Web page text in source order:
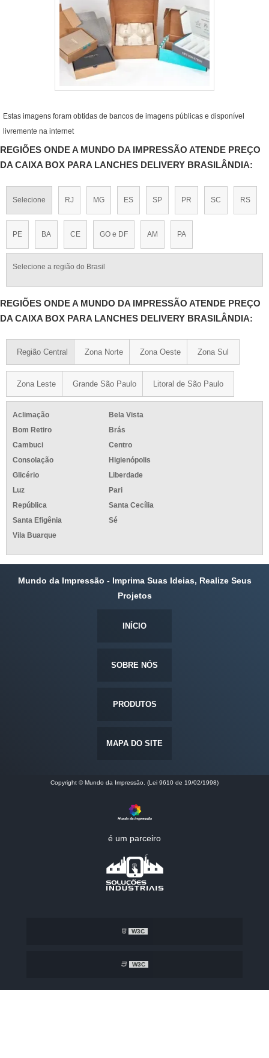
Estas imagens foram obtidas de bancos de imagens públicas e disponível
livremente na internet
REGIÕES ONDE A MUNDO DA IMPRESSÃO ATENDE PREÇO
DA CAIXA BOX PARA LANCHES DELIVERY BRASILÂNDIA:
Selecione RJ MG ES SP PR SC RS
PE BA CE GO e DF AM PA
Selecione a região do Brasil
REGIÕES ONDE A MUNDO DA IMPRESSÃO ATENDE PREÇO
DA CAIXA BOX PARA LANCHES DELIVERY BRASILÂNDIA:
Região Central Zona Norte Zona Oeste Zona Sul
Zona Leste Grande São Paulo Litoral de São Paulo
Aclimação
Bela Vista
Bom Retiro
Brás
Cambuci
Centro
Consolação
Higienópolis
Glicério
Liberdade
Luz
Pari
República
Santa Cecília
Santa Efigênia
Sé
Vila Buarque
Mundo da Impressão - Imprima Suas Ideias, Realize Seus
Projetos
INÍCIO
SOBRE NÓS
PRODUTOS
MAPA DO SITE
Copyright © Mundo da Impressão. (Lei 9610 de 19/02/1998)
é um parceiro
W3C
W3C